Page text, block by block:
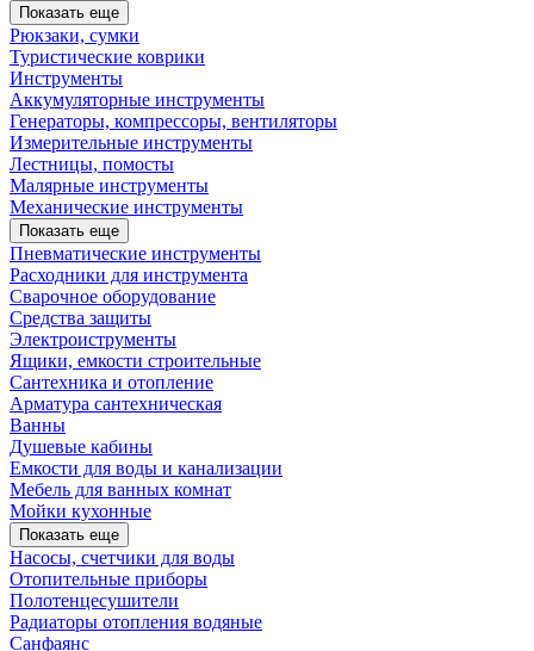
Показать еще
Рюкзаки, сумки
Туристические коврики
Инструменты
Аккумуляторные инструменты
Генераторы, компрессоры, вентиляторы
Измерительные инструменты
Лестницы, помосты
Малярные инструменты
Механические инструменты
Показать еще
Пневматические инструменты
Расходники для инструмента
Сварочное оборудование
Средства защиты
Электроиструменты
Ящики, емкости строительные
Сантехника и отопление
Арматура сантехническая
Ванны
Душевые кабины
Емкости для воды и канализации
Мебель для ванных комнат
Мойки кухонные
Показать еще
Насосы, счетчики для воды
Отопительные приборы
Полотенцесушители
Радиаторы отопления водяные
Санфаянс